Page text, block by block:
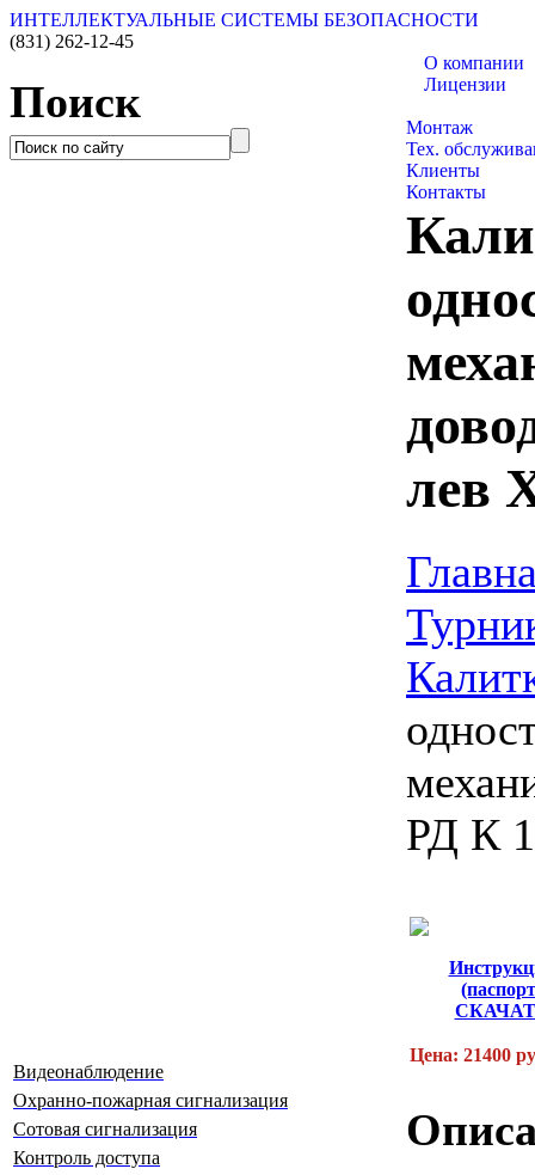
ИНТЕЛЛЕКТУАЛЬНЫЕ СИСТЕМЫ БЕЗОПАСНОСТИ
(831) 262-12-45
Поиск
О компании
Лицензии
Монтаж
Тех.
Клиенты
Контакты
Видеонаблюдение
Охранно-пожарная сигнализация
Сотовая сигнализация
Контроль доступа
лев
РД К
Цена: 21400